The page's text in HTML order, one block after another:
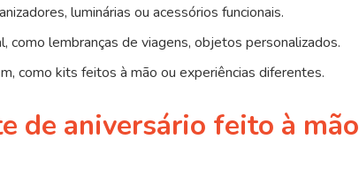
luminárias ou acessórios funcionais.
como lembranças de viagens, objetos personalizados.
como kits feitos à mão ou experiências diferentes.
de aniversário feito à mão